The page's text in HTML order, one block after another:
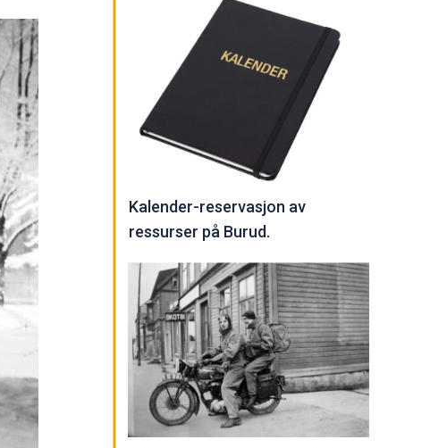
Kalender-reservasjon av
ressurser på Burud.